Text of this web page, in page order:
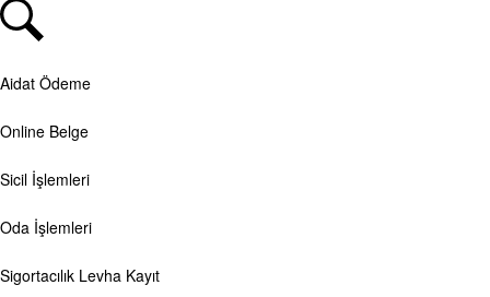
Aidat Ödeme
Online Belge
Sicil İşlemleri
Oda İşlemleri
Sigortacılık Levha Kayıt